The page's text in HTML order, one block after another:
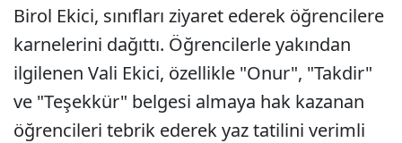
Birol Ekici, sınıfları ziyaret ederek öğrencilere
karnelerini dağıttı. Öğrencilerle yakından
ilgilenen Vali Ekici, özellikle "Onur", "Takdir"
ve "Teşekkür" belgesi almaya hak kazanan
öğrencileri tebrik ederek yaz tatilini verimli